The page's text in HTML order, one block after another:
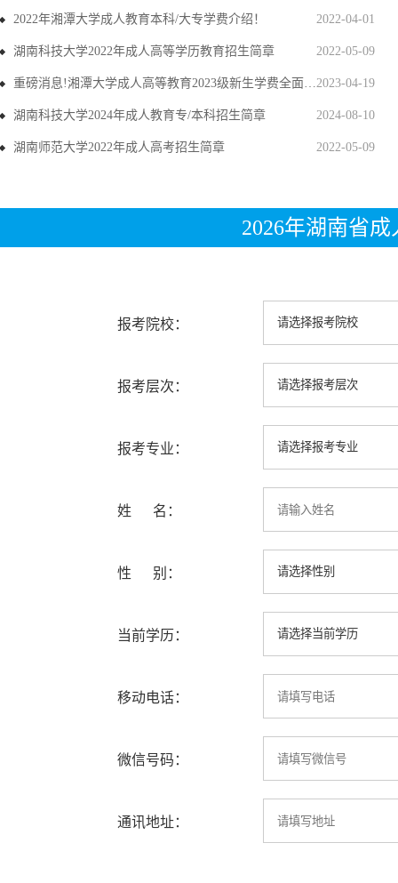
2022-04-01
2022年湘潭大学成人教育本科/大专学费介绍！
2022-05-09
湖南科技大学2022年成人高等学历教育招生简章
2023-04-19
重磅消息!湘潭大学成人高等教育2023级新生学费全面上调
2024-08-10
湖南科技大学2024年成人教育专/本科招生简章
2022-05-09
湖南师范大学2022年成人高考招生简章
2026年湖南省
报考院校：
报考层次：
报考专业：
姓 名：
性 别：
当前学历：
移动电话：
微信号码：
通讯地址：